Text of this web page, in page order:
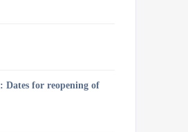
for reopening of